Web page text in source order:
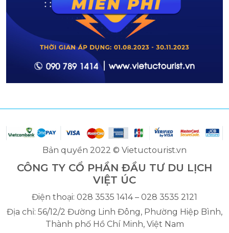
Bản quyền 2022 © Vietuctourist.vn
CÔNG TY CỔ PHẦN ĐẦU TƯ DU LỊCH
VIỆT ÚC
Điện thoại: 028 3535 1414 – 028 3535 2121
Địa chỉ: 56/12/2 Đường Linh Đông, Phường Hiệp Bình,
Thành phố Hồ Chí Minh, Việt Nam